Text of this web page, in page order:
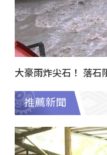
大豪雨炸尖石！ 落石
推薦新聞